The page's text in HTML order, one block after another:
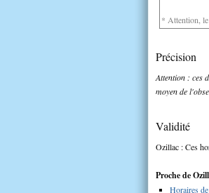
* Attention, le
Précision
Attention : ces
moyen de
Validité
Ozillac : Ces
Proche de
Horaires